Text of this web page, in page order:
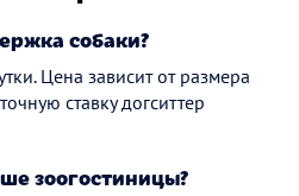
собаки?
Цена зависит от размера
ставку догситтер
зоогостиницы?